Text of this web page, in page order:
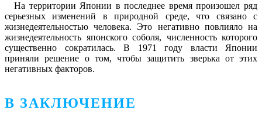
На территории Японии в последнее время произошел ряд
серьезных изменений в природной среде, что связано с
жизнедеятельностью человека. Это негативно повлияло на
жизнедеятельность японского соболя, численность которого
существенно сократилась. В 1971 году власти Японии
приняли решение о том, чтобы защитить зверька от этих
негативных факторов.
В ЗАКЛЮЧЕНИЕ